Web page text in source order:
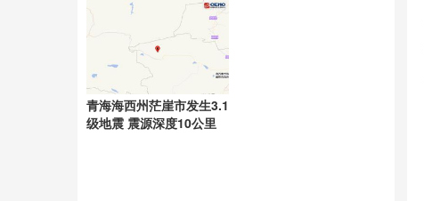
青海海西州茫崖市发生3.1
级地震 震源深度10公里